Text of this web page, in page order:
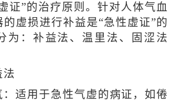
证”的治疗原则。针对人体气血
的虚损进行补益是“急性虚证”的
为：补益法、温里法、固涩法
用于急性气虚的病证，如倦